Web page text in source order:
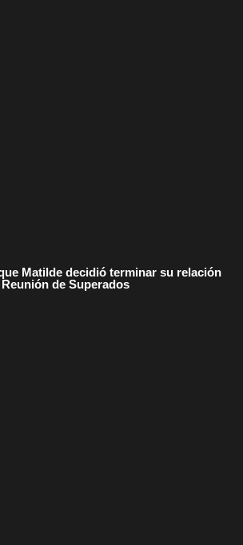
Matilde decidió terminar su relación
de Superados